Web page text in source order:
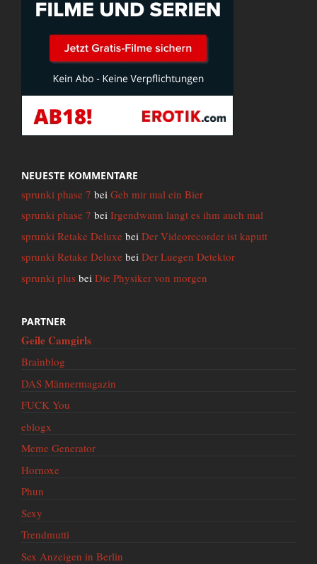
NEUESTE KOMMENTARE
sprunki phase 7 bei Geb mir mal ein Bier
sprunki phase 7 bei Irgendwann langt es ihm auch mal
sprunki Retake Deluxe bei Der Videorecorder ist kaputt
sprunki Retake Deluxe bei Der Luegen Detektor
sprunki plus bei Die Physiker von morgen
PARTNER
Geile Camgirls
Brainblog
DAS Männermagazin
FUCK You
eblogx
Meme Generator
Hornoxe
Phun
Sexy
Trendmutti
Sex Anzeigen in Berlin